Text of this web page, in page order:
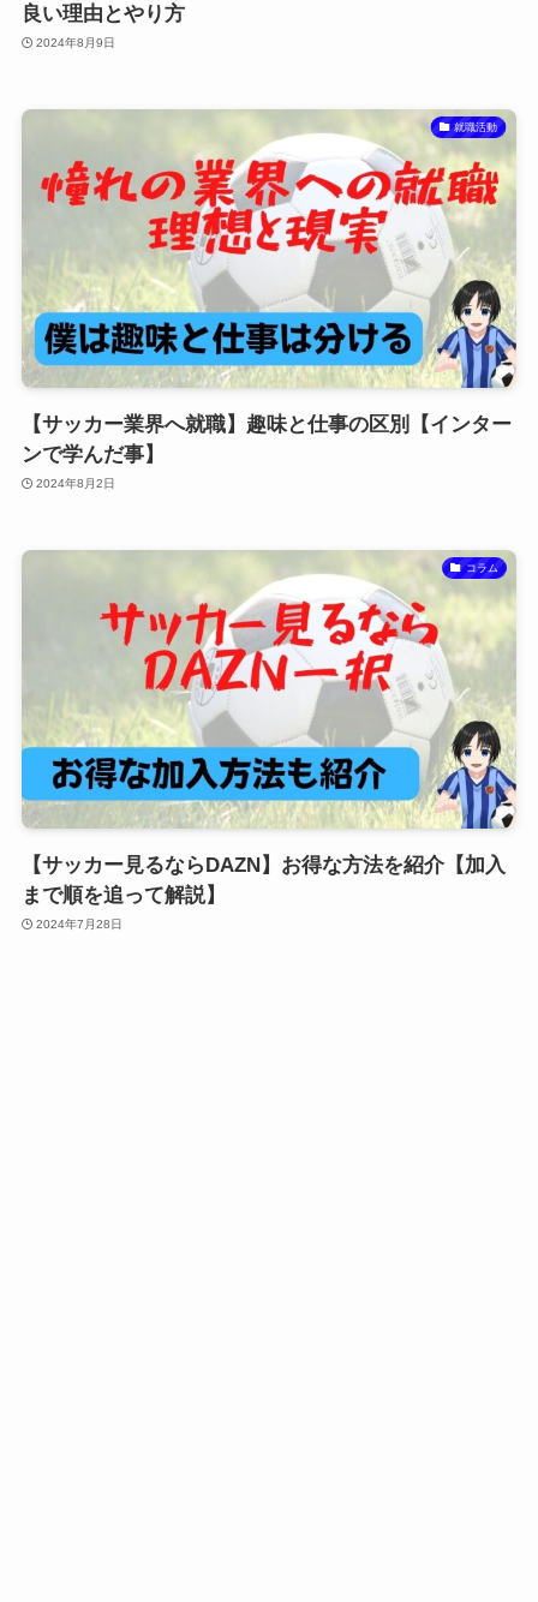
良い理由とやり方
2024年8月9日
就職活動
【サッカー業界へ就職】趣味と仕事の区別【インター
ンで学んだ事】
2024年8月2日
コラム
【サッカー見るならDAZN】お得な方法を紹介【加入
まで順を追って解説】
2024年7月28日